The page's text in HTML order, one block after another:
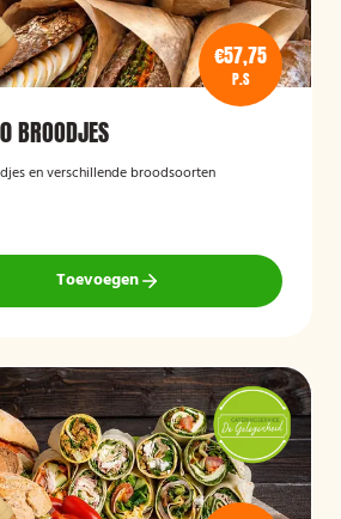
€57,75
P.S
BROODJES
en verschillende broodsoorten
Toevoegen